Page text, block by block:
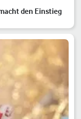
den Einstieg